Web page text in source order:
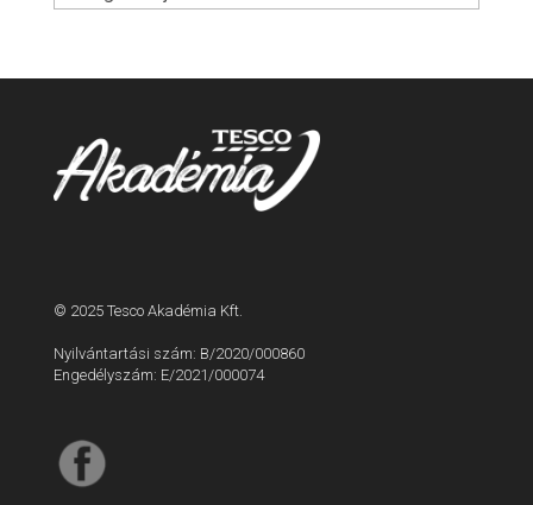
© 2025 Tesco Akadémia Kft.
Nyilvántartási szám: B/2020/000860
Engedélyszám: E/2021/000074